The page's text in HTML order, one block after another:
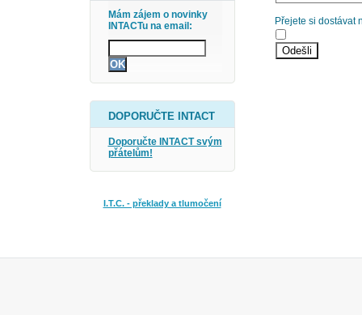
Mám zájem o novinky
INTACTu na email:
DOPORUČTE INTACT
Doporučte INTACT svým
přátelům!
I.T.C. - překlady a tlumočení
Přejete si dostávat